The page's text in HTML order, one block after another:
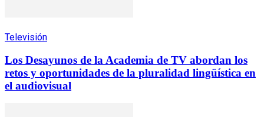
Televisión
Los Desayunos de la Academia de TV abordan los
retos y oportunidades de la pluralidad lingüística en
el audiovisual